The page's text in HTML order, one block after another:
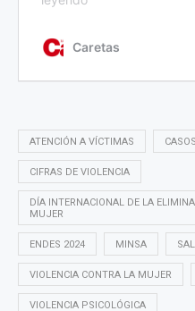
ATENCIÓN A VÍCTIMAS
CIFRAS DE VIOLENCIA
DÍA INTERNACIONAL DE LA
MUJER
ENDES 2024 MINSA
VIOLENCIA CONTRA LA MUJER
VIOLENCIA PSICOLÓGICA